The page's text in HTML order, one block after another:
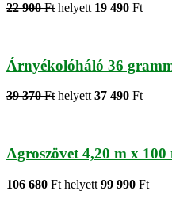
22 900 Ft helyett 19 490 Ft
Árnyékolóháló 36
39 370 Fthelyett37 490 Ft
Agroszövet 4,20 m x 100
106 680 Ft helyett 99 990 Ft